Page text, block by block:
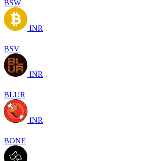
BSW
INR
BSV
INR
BLUR
INR
BONE